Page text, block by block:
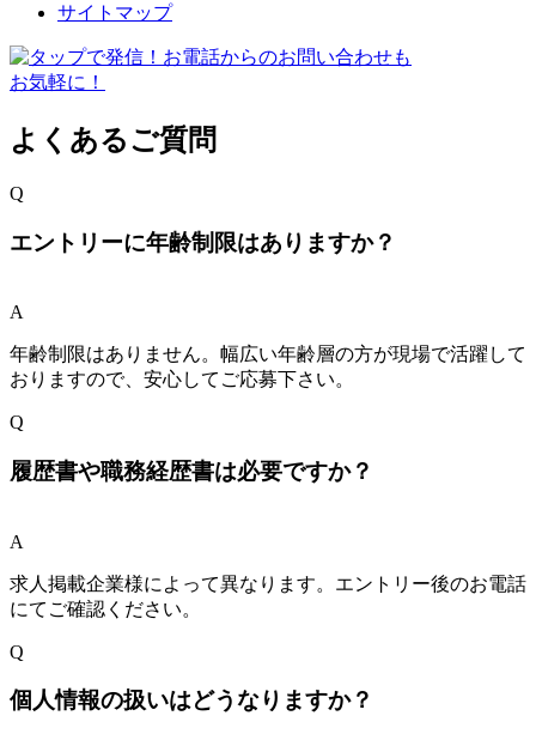
サイトマップ
よくあるご質問
Q
エントリーに年齢制限はありますか？
A
年齢制限はありません。幅広い年齢層の方が現場で活躍して
おりますので、安心してご応募下さい。
Q
履歴書や職務経歴書は必要ですか？
A
求人掲載企業様によって異なります。エントリー後のお電話
にてご確認ください。
Q
個人情報の扱いはどうなりますか？